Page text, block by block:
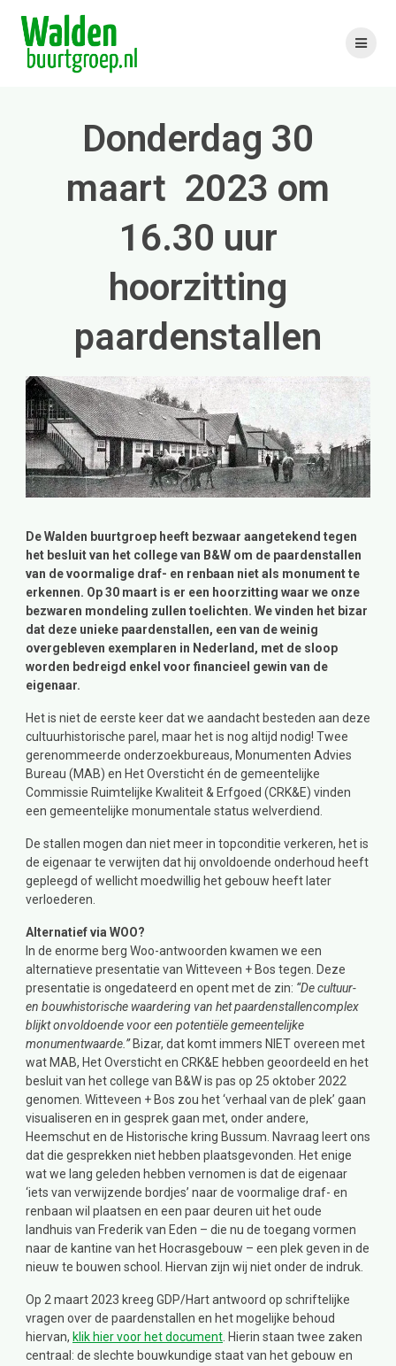
Donderdag 30
maart 2023 om
16.30 uur
hoorzitting
paardenstallen
De Walden buurtgroep heeft bezwaar aangetekend tegen
het besluit van het college van B&W om de paardenstallen
van de voormalige draf- en renbaan niet als monument te
erkennen. Op 30 maart is er een hoorzitting waar we onze
bezwaren mondeling zullen toelichten. We vinden het bizar
dat deze unieke paardenstallen, een van de weinig
overgebleven exemplaren in Nederland, met de sloop
worden bedreigd enkel voor financieel gewin van de
eigenaar.
Het is niet de eerste keer dat we aandacht besteden aan deze
cultuurhistorische parel, maar het is nog altijd nodig! Twee
gerenommeerde onderzoekbureaus, Monumenten Advies
Bureau (MAB) en Het Oversticht én de gemeentelijke
Commissie Ruimtelijke Kwaliteit & Erfgoed (CRK&E) vinden
een gemeentelijke monumentale status welverdiend.
De stallen mogen dan niet meer in topconditie verkeren, het is
de eigenaar te verwijten dat hij onvoldoende onderhoud heeft
gepleegd of wellicht moedwillig het gebouw heeft later
verloederen.
Alternatief via WOO?
In de enorme berg Woo-antwoorden kwamen we een
alternatieve presentatie van Witteveen + Bos tegen. Deze
presentatie is ongedateerd en opent met de zin: “De cultuur-
en bouwhistorische waardering van het paardenstallencomplex
blijkt onvoldoende voor een potentiële gemeentelijke
monumentwaarde.”Bizar, dat komt immers NIET overeen met
wat MAB, Het Oversticht en CRK&E hebben geoordeeld en het
besluit van het college van B&W is pas op 25 oktober 2022
genomen. Witteveen + Bos zou het ‘verhaal van de plek’ gaan
visualiseren en in gesprek gaan met, onder andere,
Heemschut en de Historische kring Bussum. Navraag leert ons
dat die gesprekken niet hebben plaatsgevonden. Het enige
wat we lang geleden hebben vernomen is dat de eigenaar
‘iets van verwijzende bordjes’ naar de voormalige draf- en
renbaan wil plaatsen en een paar deuren uit het oude
landhuis van Frederik van Eden – die nu de toegang vormen
naar de kantine van het Hocrasgebouw – een plek geven in de
nieuw te bouwen school. Hiervan zijn wij niet onder de indruk.
Op 2 maart 2023 kreeg GDP/Hart antwoord op schriftelijke
vragen over de paardenstallen en het mogelijke behoud
hiervan, klik hier voor het document . Hierin staan twee zaken
centraal: de slechte bouwkundige staat van het gebouw en